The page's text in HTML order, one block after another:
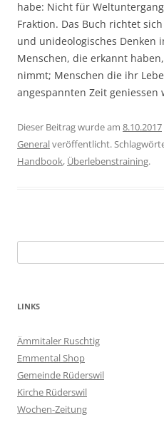
habe: Nicht für
Fraktion. Das Buch richtet
und unideologisches Denken
Menschen, die erkannt
nimmt; Menschen die ihr
angespannten Zeit geniessen
Dieser Beitrag wurde am 8.10.2017
Generalveröffentlicht.
Handbook, Überlebenstraining.
nach:
LINKS
Ämmitaler Ruschtig
Emmental Shop
Gemeinde Rüderswil
Kirche Rüderswil
Wochen-Zeitung